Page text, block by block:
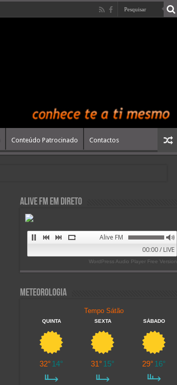
Conteúdo Patrocinado Contactos
Alive FM em Direto
Alive FM 89.9
00:00 / LIVE
WordPress Audio Player Free Version
Meteorologia